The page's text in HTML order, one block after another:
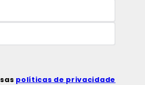
políticas de privacidade